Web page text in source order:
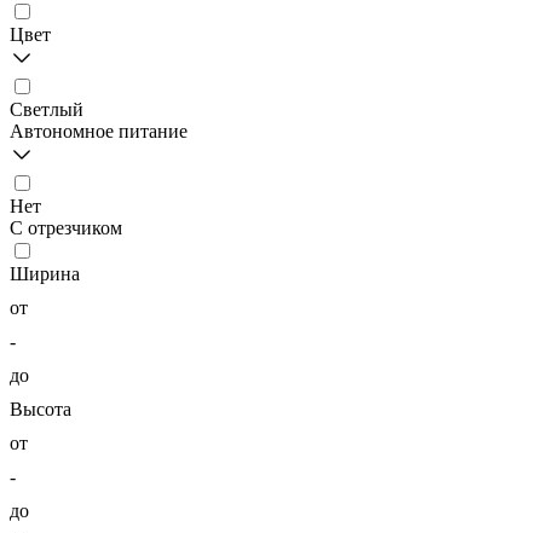
Цвет
Светлый
Автономное питание
Нет
С отрезчиком
Ширина
от
-
до
Высота
от
-
до